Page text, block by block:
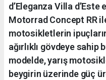
d’Eleganza Villa d’Este
Motorrad Concept RR
motosikletlerin
ağırlıklı gövdeye sahip
modelde, yarış
beygirin üzerinde güç